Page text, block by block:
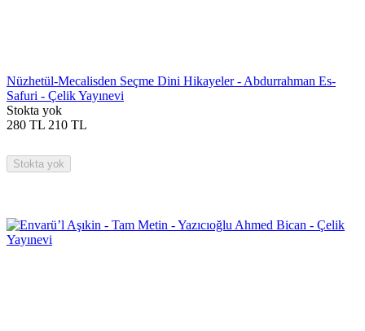
Nüzhetül-Mecalisden Seçme Dini Hikayeler - Abdurrahman Es-
Safuri - Çelik Yayınevi
Stokta yok
280 TL 210 TL
Stokta yok